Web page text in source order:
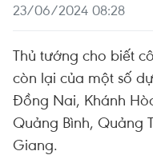
23/06/2024 08:28
Thủ tướng cho biết
còn lại của một số
Đồng Nai, Khánh
Quảng Bình, Quảng
Giang.